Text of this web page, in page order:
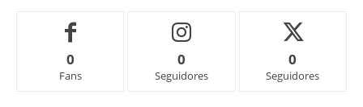
0
Fans
0
Seguidores
0
Seguidores